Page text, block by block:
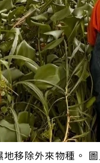
移除外來物種。